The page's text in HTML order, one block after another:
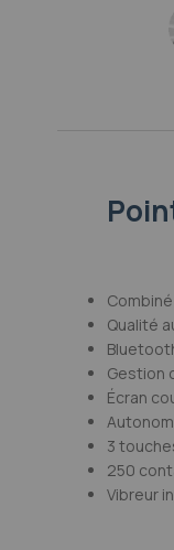
Qualité
Gestion
Écran
3
250
Vibreur